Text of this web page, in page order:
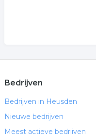
Bedrijven
Bedrijven in Heusden
Nieuwe bedrijven
Meest actieve bedrijven